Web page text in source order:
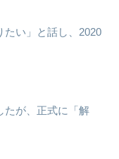
たい」と話し、2020
たが、正式に「解